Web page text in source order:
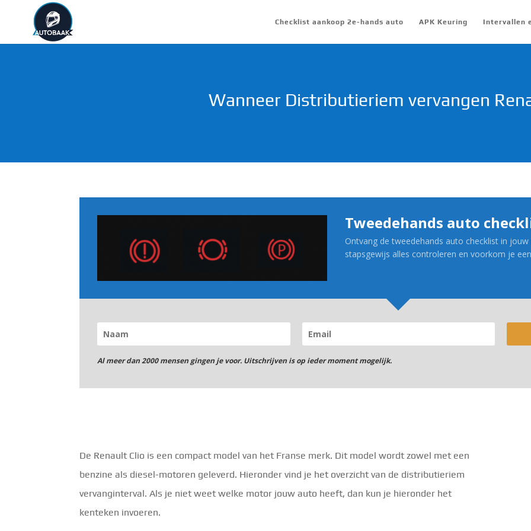
Checklist aankoop 2e-hands auto APK Keuring Intervallen
Wanneer Distributieriem vervangen
Tweedehands auto
Ontvang de tweedehands auto checklist in
stapsgewijs alles controleren en voorkom je
Al meer dan 2000 mensen gingen je voor. Uitschrijven is op ieder moment mogelijk.
De Renault Clio is een compact model van het Franse merk. Dit model wordt zowel met een
benzine als diesel-motoren geleverd. Hieronder vind je het overzicht van de distributieriem
vervanginterval. Als je niet weet welke motor jouw auto heeft, dan kun je hieronder het
kenteken invoeren.